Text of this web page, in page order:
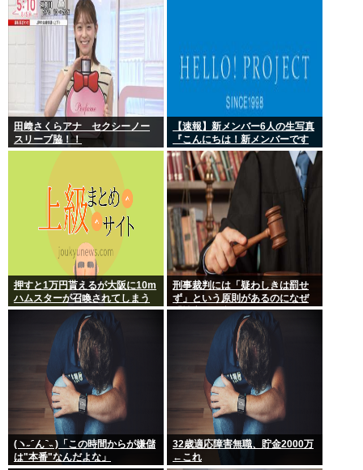
田﨑さくらアナ セクシーノー
スリーブ脇！！
【速報】新メンバー6人の生写真
『こんにちは！新メンバーです
☆』
押すと1万円貰えるが大阪に10m
ハムスターが召喚されてしまう
ボタン
刑事裁判には「疑わしきは罰せ
ず」という原則があるのになぜ
「性交の同意がなかった」とい
う確かめようが無いもので有罪
になるの？
(ヽ˶ ᷇ ん ᷆ ˵ )「この時間からが嫌儲
は"本番"なんだよな」
32歳適応障害無職、貯金2000万
←これ